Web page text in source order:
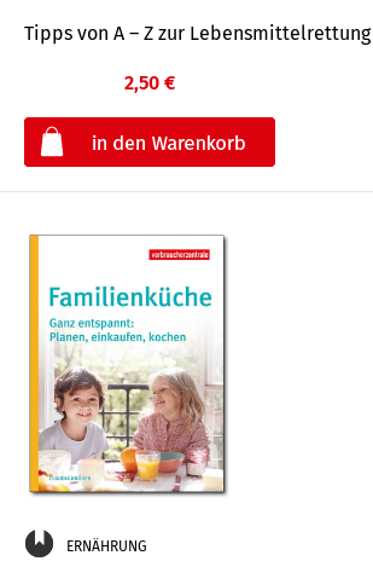
Tipps von A – Z zur Lebensmittelrettung
2,50 €
ERNÄHRUNG